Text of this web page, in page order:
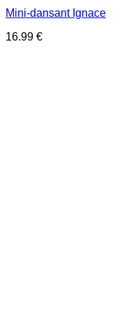
Mini-dansant Ignace
16.99 €